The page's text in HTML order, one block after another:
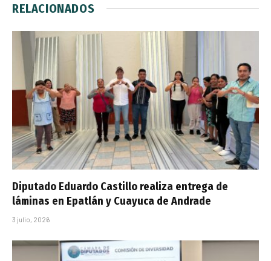
RELACIONADOS
Diputado Eduardo Castillo realiza entrega de
láminas en Epatlán y Cuayuca de Andrade
3 julio, 2026